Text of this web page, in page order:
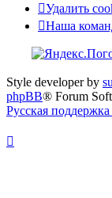
Удалить
Наша
Style developer by
phpBB® Forum
Русская